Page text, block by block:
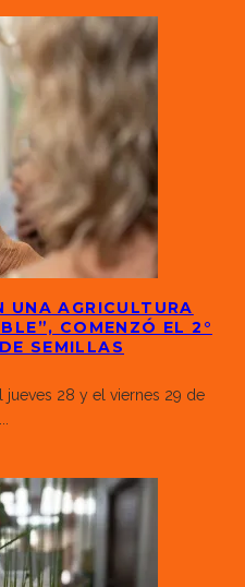
UNA AGRICULTURA
COMENZÓ EL 2°
SEMILLAS
jueves 28 y el viernes 29 de
...